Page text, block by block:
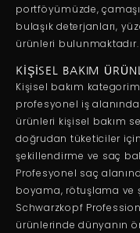
portföyümüzde,
bulaşık deterjanları,
ürünleri bulunmaktadır.
KİŞİSEL BAKIM
Kişisel bakım
profesyonel iş
ürünleri kişisel bakım
doğrudan tüketiciler
şekillendirme ve saç
Profesyonel saç
boyama, rötuşlama ve
Schwarzkopf
ürünlerinde dünyanın